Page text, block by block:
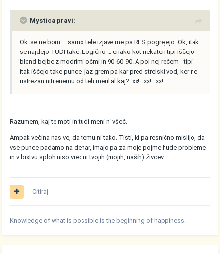
Mystica pravi:
Ok, se ne bom ... samo tele izjave me pa RES pogrejejo. Ok, itak
se najdejo TUDI take. Logično ... enako kot nekateri tipi iščejo
blond bejbe z modrimi očmi in 90-60-90. A pol nej rečem - tipi
itak iščejo take punce, jaz grem pa kar pred strelski vod, ker ne
ustrezan niti enemu od teh meril al kaj? :xx!: :xx!: :xx!:
Razumem, kaj te moti in tudi meni ni všeč.
Ampak večina nas ve, da temu ni tako. Tisti, ki pa resnično mislijo, da
vse punce padamo na denar, imajo pa za moje pojme hude probleme
in v bistvu sploh niso vredni tvojih (mojih, naših) živcev.
Citiraj
Knowledge of what is possible is the beginning of happiness.